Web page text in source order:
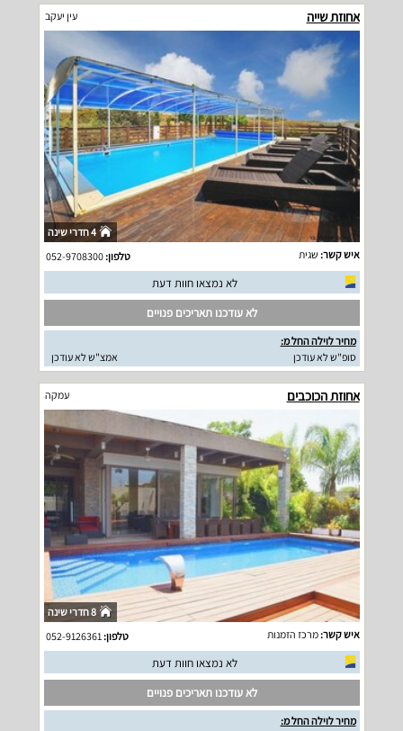
אחוזת שייה עין יעקב
4 חדרי שינה
איש קשר: שגית טלפון:052-9708300
לא נמצאו חוות דעת
לא עודכנו תאריכים פנויים
מחיר לוילה החל מ:
סופ"ש לא עודכן
אמצ"ש לא עודכן
אחוזת הכוכבים עמקה
8 חדרי שינה
איש קשר:מרכז הזמנות טלפון:
לא נמצאו חוות דעת
לא עודכנו תאריכים פנויים
מחיר לוילה החל מ: